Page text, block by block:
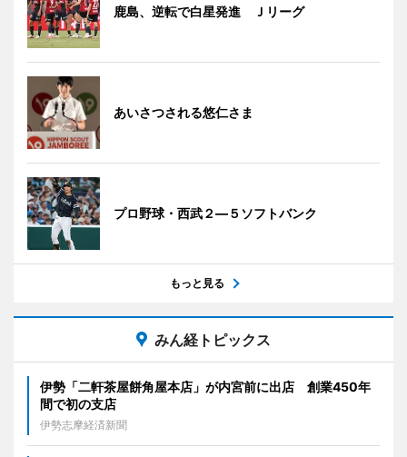
鹿島、逆転で白星発進 Ｊリーグ
あいさつされる悠仁さま
プロ野球・西武２―５ソフトバンク
もっと見る
みん経トピックス
伊勢「二軒茶屋餅角屋本店」が内宮前に出店 創業450年
間で初の支店
伊勢志摩経済新聞